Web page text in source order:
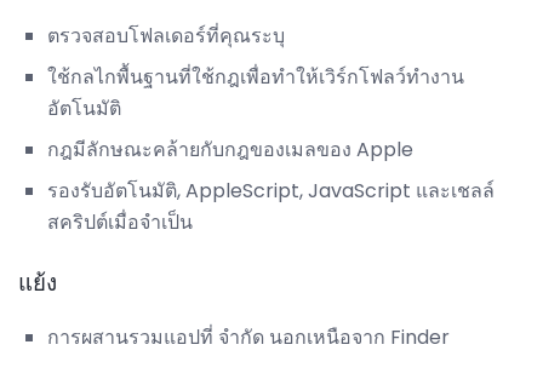
ตรวจสอบโฟลเดอร์ที่คุณระบุ
ใช้กลไกพื้นฐานที่ใช้กฎเพื่อทำให้เวิร์กโฟลว์ทำงาน
อัตโนมัติ
กฎมีลักษณะคล้ายกับกฎของเมลของ Apple
รองรับอัตโนมัติ, AppleScript, JavaScript และเชลล์
สคริปต์เมื่อจำเป็น
แย้ง
การผสานรวมแอปที่ จำกัด นอกเหนือจาก Finder